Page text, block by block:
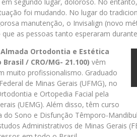
foi mudando. No lugar do
manutenção, o Invisalign (novo
as pessoas tanto esperaram
Ortodontia e Estética
/ CRO/MG- 21.100) vêm
muito profissionalismo. Graduado
de Minas Gerais (UFMG), no
e Ortopedia Facial pela
(UEMG). Além disso, têm curso
Sono e Disfunção Têmporo-
Administrativos de Minas Gerais